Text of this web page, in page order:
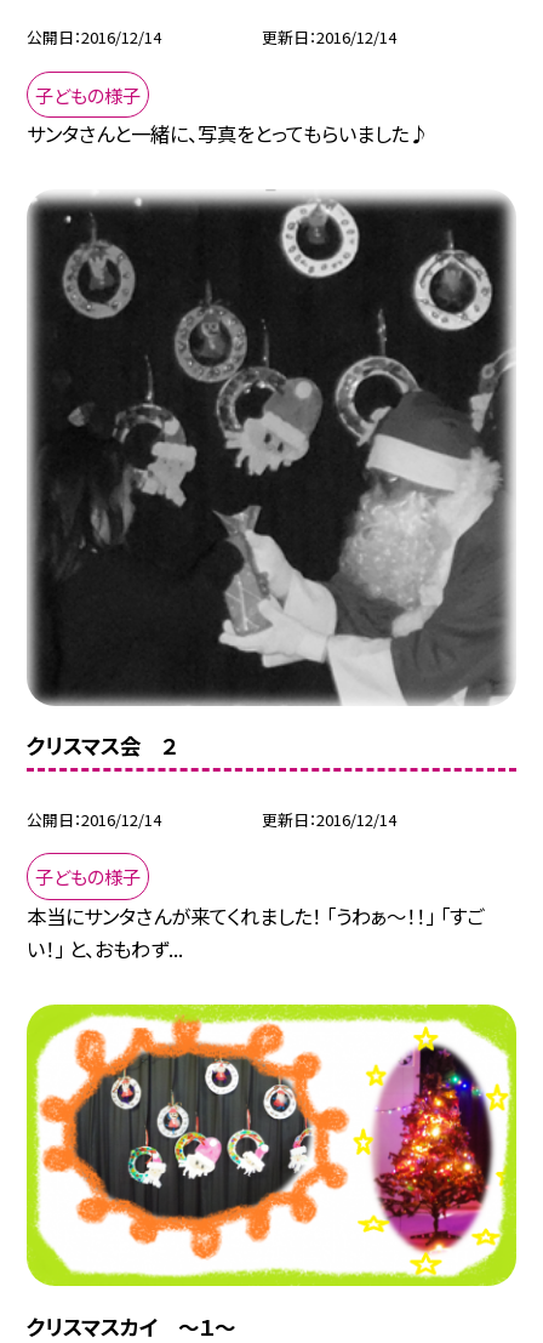
公開日 2016/12/14 更新日 2016/12/14
子どもの様子
サンタさんと一緒に、写真をとってもらいました♪
クリスマス会 ２
公開日 2016/12/14 更新日 2016/12/14
子どもの様子
本当にサンタさんが来てくれました！ 「うわぁ〜！！」 「すご
い！」 と、おもわず...
クリスマスカイ 〜１〜